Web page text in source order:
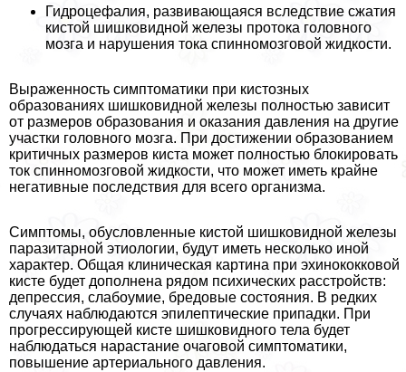
Гидроцефалия, развивающаяся вследствие сжатия
кистой шишковидной железы протока головного
мозга и нарушения тока спинномозговой жидкости.
Выраженность симптоматики при кистозных
образованиях шишковидной железы полностью зависит
от размеров образования и оказания давления на другие
участки головного мозга. При достижении образованием
критичных размеров киста может полностью блокировать
ток спинномозговой жидкости, что может иметь крайне
негативные последствия для всего организма.
Симптомы, обусловленные кистой шишковидной железы
паразитарной этиологии, будут иметь несколько иной
хаpaктер. Общая клиническая картина при эхинококковой
кисте будет дополнена рядом психических расстройств:
депрессия, слабоумие, бредовые состояния. В редких
случаях наблюдаются эпилептические припадки. При
прогрессирующей кисте шишковидного тела будет
наблюдаться нарастание очаговой симптоматики,
повышение артериального давления.